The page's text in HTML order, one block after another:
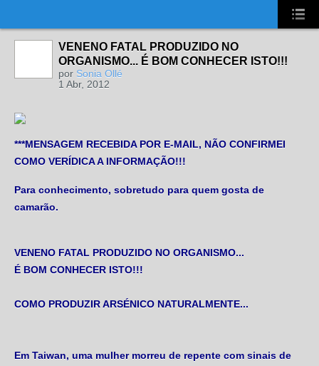
VENENO FATAL PRODUZIDO NO
ORGANISMO... É BOM CONHECER ISTO!!!
por Sonia Ollé
1 Abr, 2012
***MENSAGEM RECEBIDA POR E-MAIL, NÃO CONFIRMEI
COMO VERÍDICA A INFORMAÇÃO!!!
Para conhecimento, sobretudo para quem gosta de
camarão.
VENENO FATAL PRODUZIDO NO ORGANISMO...
É BOM CONHECER ISTO!!!
COMO PRODUZIR ARSÉNICO NATURALMENTE...
Em Taiwan, uma mulher morreu de repente com sinais de